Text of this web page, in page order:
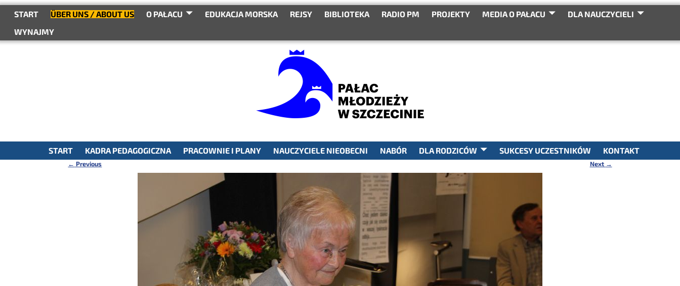
treściSTART ÜBER UNS / ABOUT US O PAŁACU EDUKACJA MORSKA REJSY BIBLIOTEKA RADIO PM PROJEKTY MEDIA O PAŁACU
DLA NAUCZYCIELI
WYNAJMY
SEARCH
START
KADRA PEDAGOGICZNA PRACOWNIE I PLANY NAUCZYCIELE NIEOBECNI NABÓR DLA RODZICÓW SUKCESY UCZESTNIKÓW KONTAKT
← Previous Next →